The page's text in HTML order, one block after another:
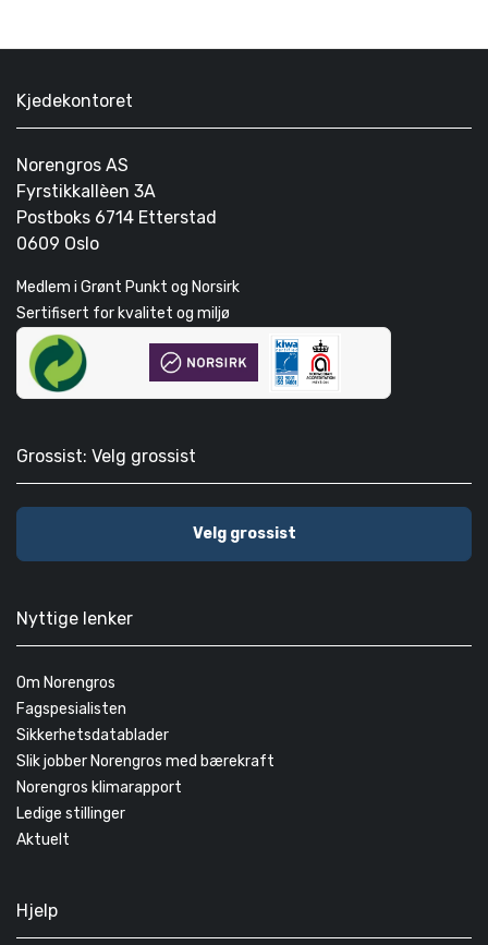
Kjedekontoret
Norengros AS
Fyrstikkallèen 3A
Postboks 6714 Etterstad
0609 Oslo
Medlem i Grønt Punkt og Norsirk
Sertifisert for kvalitet og miljø
Grossist: Velg grossist
Velg grossist
Nyttige lenker
Om Norengros
Fagspesialisten
Sikkerhetsdatablader
Slik jobber Norengros med bærekraft
Norengros klimarapport
Ledige stillinger
Aktuelt
Hjelp